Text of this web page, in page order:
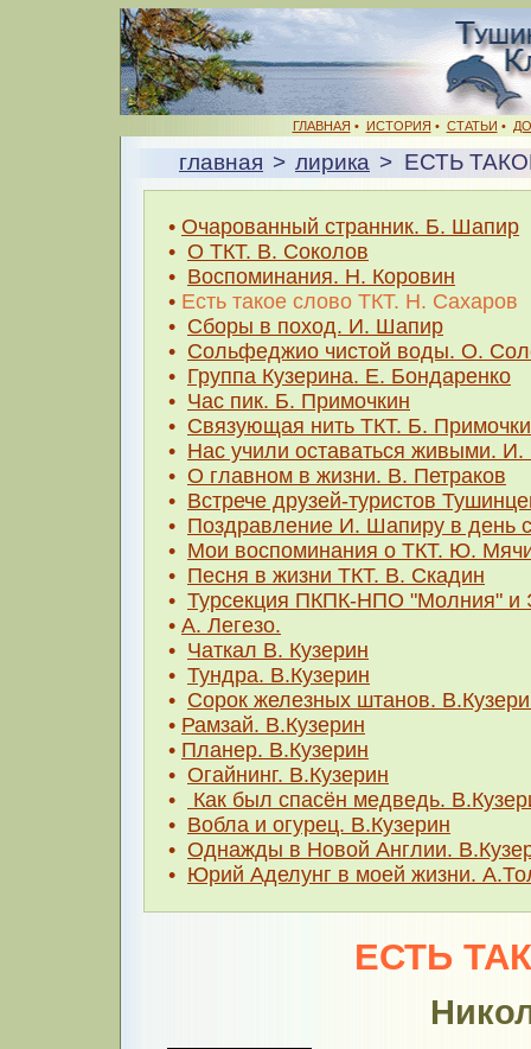
ГЛАВНАЯ • ИСТОРИЯ • СТАТЬИ •
главная > лирика > ЕСТЬ
• Очарованный странник. Б. Шапир
• О ТКТ. В. Соколов
• Воспоминания. Н. Коровин
• Есть такое слово ТКТ. Н. Сахаров
• Сборы в поход. И. Шапир
• Сольфеджио чистой воды. О.
• Группа Кузерина. Е. Бондаренко
• Час пик. Б. Примочкин
• Связующая нить ТКТ. Б.
• Нас учили оставаться живыми.
• О главном в жизни. В. Петраков
• Встрече друзей-туристов
• Поздравление И. Шапиру в день
• Мои воспоминания о ТКТ. Ю.
• Песня в жизни ТКТ. В. Скадин
• Турсекция ПКПК-НПО "Молния" и
• А. Легезо.
• Чаткал В. Кузерин
• Тундра. В.Кузерин
• Сорок железных штанов.
• Рамзай. В.Кузерин
• Планер. В.Кузерин
• Огайнинг. В.Кузерин
•
Как был спасён медведь.
• Вобла и огурец. В.Кузерин
• Однажды в Новой Англии.
• Юрий Аделунг в моей жизни.
ЕСТЬ